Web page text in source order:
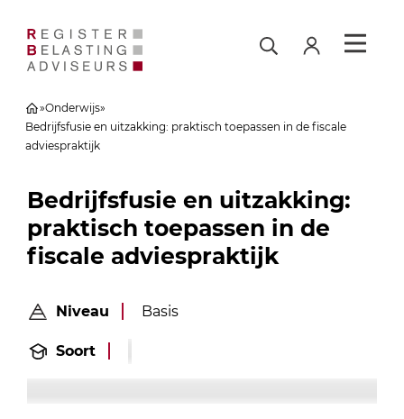
»Onderwijs»
Bedrijfsfusie en uitzakking: praktisch toepassen in de fiscale
adviespraktijk
Bedrijfsfusie en uitzakking:
praktisch toepassen in de
fiscale adviespraktijk
Niveau Basis
Soort